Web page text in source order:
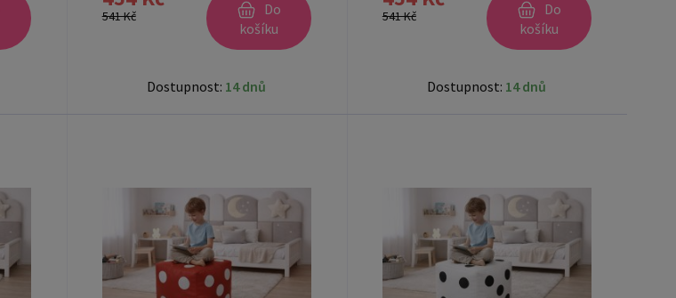
541 Kč
Do
košíku
Dostupnost: 14 dnů
541 Kč
Do
košíku
Dostupnost: 14 dnů